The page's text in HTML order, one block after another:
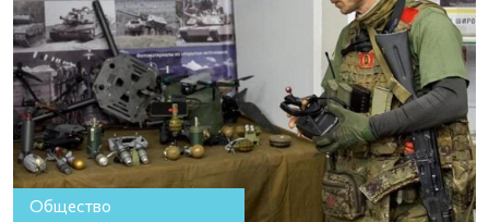
Общество